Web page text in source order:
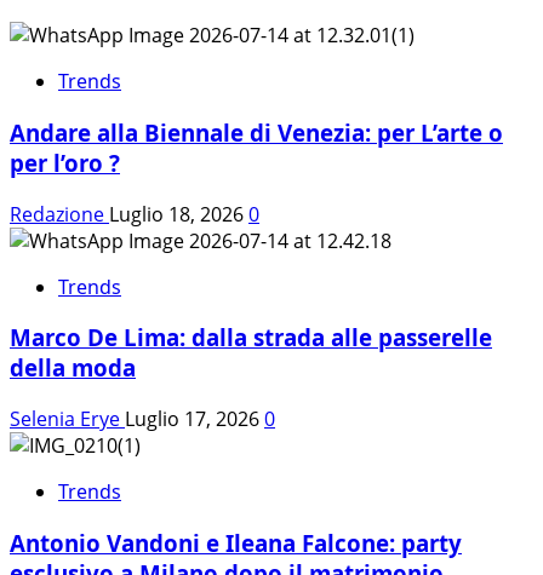
Trends
Andare alla Biennale di Venezia: per L’arte o
per l’oro ?
Redazione Luglio 18, 20260
Trends
Marco De Lima: dalla strada alle passerelle
della moda
Selenia Erye Luglio 17, 20260
Trends
Antonio Vandoni e Ileana Falcone: party